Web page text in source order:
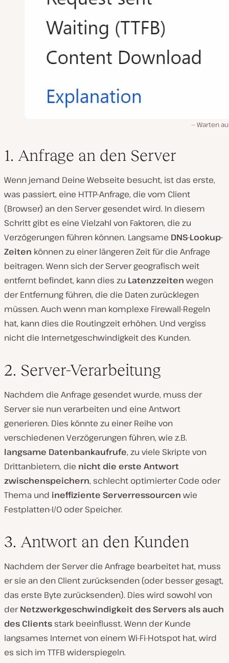
Warten
1. Anfrage an den Server
Wenn jemand Deine Webseite besucht, ist das erste,
was passiert, eine HTTP-Anfrage, die vom Client
(Browser) an den Server gesendet wird. In diesem
Schritt gibt es eine Vielzahl von Faktoren, die zu
Verzögerungen führen können. Langsame DNS-Lookup-
Zeiten können zu einer längeren Zeit für die Anfrage
beitragen. Wenn sich der Server geografisch weit
entfernt befindet, kann dies zu Latenzzeiten wegen
der Entfernung führen, die die Daten zurücklegen
müssen. Auch wenn man komplexe Firewall-Regeln
hat, kann dies die Routingzeit erhöhen. Und vergiss
nicht die Internetgeschwindigkeit des Kunden.
2. Server-Verarbeitung
Nachdem die Anfrage gesendet wurde, muss der
Server sie nun verarbeiten und eine Antwort
generieren. Dies könnte zu einer Reihe von
verschiedenen Verzögerungen führen, wie z.B.
langsame Datenbankaufrufe, zu viele Skripte von
Drittanbietern, die nicht die erste Antwort
zwischenspeichern, schlecht optimierter Code oder
Thema und ineffiziente Serverressourcen wie
Festplatten-I/O oder Speicher.
3. Antwort an den Kunden
Nachdem der Server die Anfrage bearbeitet hat, muss
er sie an den Client zurücksenden (oder besser gesagt,
das erste Byte zurücksenden). Dies wird sowohl von
derNetzwerkgeschwindigkeit des Servers als auch
des Clients stark beeinflusst. Wenn der Kunde
langsames Internet von einem Wi-Fi-Hotspot hat, wird
es sich im TTFB widerspiegeln.